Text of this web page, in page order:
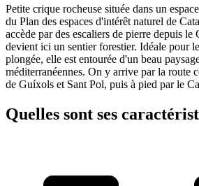
Petite crique rocheuse située dans un
du Plan des espaces d'intérêt naturel de
accède par des escaliers de pierre depuis
devient ici un sentier forestier. Idéale pour
plongée, elle est entourée d'un beau
méditerranéennes. On y arrive par la route
de Guíxols et Sant Pol, puis à pied par le
Quelles sont ses